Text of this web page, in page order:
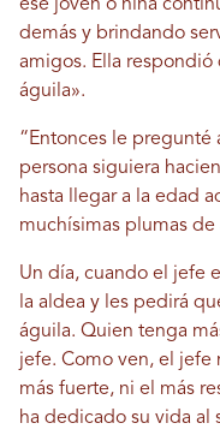
ese joven o niña
demás y brindando
amigos. Ella
águila».
“Entonces le pregunté
persona siguiera
hasta llegar a la edad
muchísimas plumas
Un día, cuando el jefe
la aldea y les pedirá
águila. Quien tenga
jefe. Como ven, el jefe
más fuerte, ni el más
ha dedicado su vida al